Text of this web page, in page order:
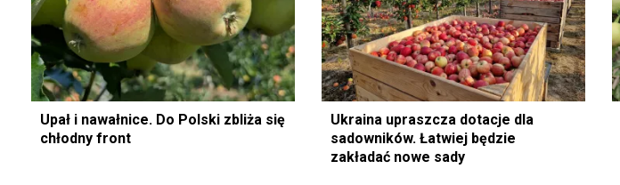
Upał i nawałnice. Do Polski zbliża się
chłodny front
Ukraina upraszcza dotacje dla
sadowników. Łatwiej będzie
zakładać nowe sady